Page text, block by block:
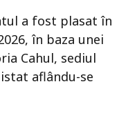
a fost plasat în
în baza unei
Cahul, sediul
aflându-se